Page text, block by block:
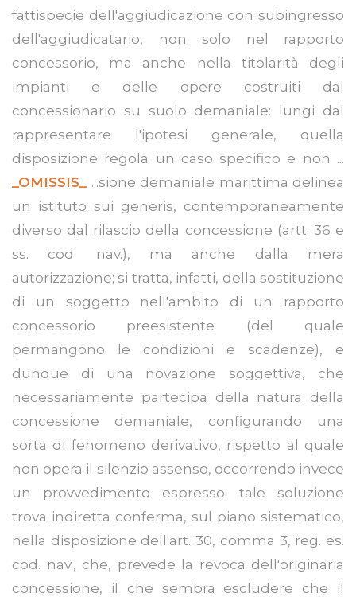
fattispecie dell'aggiudicazione con subingresso
dell'aggiudicatario, non solo nel rapporto
concessorio, ma anche nella titolarità degli
impianti e delle opere costruiti dal
concessionario su suolo demaniale: lungi dal
rappresentare l'ipotesi generale, quella
disposizione regola un caso specifico e non ...
_OMISSIS_
...sione demaniale marittima delinea
un istituto sui generis, contemporaneamente
diverso dal rilascio della concessione (artt. 36 e
ss. cod. nav.), ma anche dalla mera
autorizzazione; si tratta, infatti, della sostituzione
di un soggetto nell'ambito di un rapporto
concessorio preesistente (del quale
permangono le condizioni e scadenze), e
dunque di una novazione soggettiva, che
necessariamente partecipa della natura della
concessione demaniale, configurando una
sorta di fenomeno derivativo, rispetto al quale
non opera il silenzio assenso, occorrendo invece
un provvedimento espresso; tale soluzione
trova indiretta conferma, sul piano sistematico,
nella disposizione dell'art. 30, comma 3, reg. es.
cod. nav., che, prevede la revoca dell'originaria
concessione, il che sembra escludere che il